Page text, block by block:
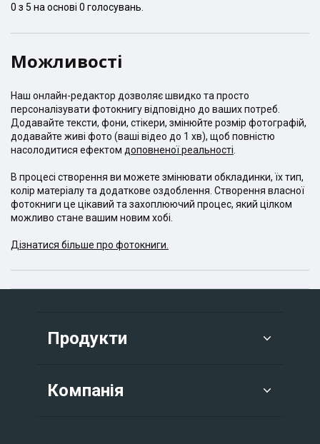
0 з 5 на основі 0 голосувань.
Можливості
Наш онлайн-редактор дозволяє швидко та просто
персоналізувати фотокнигу відповідно до ваших потреб.
Додавайте тексти, фони, стікери, змінюйте розмір фотографій,
додавайте живі фото (ваші відео до 1 хв), щоб повністю
насолодитися ефектом доповненої реальності
В процесі створення ви можете змінювати обкладинки, їх тип,
колір матеріалу та додаткове оздоблення. Створення власної
фотокниги це цікавий та захоплюючий процес, який цілком
можливо стане вашим новим хобі.
Дізнатися більше про фотокниги.
Продукти
Компанія